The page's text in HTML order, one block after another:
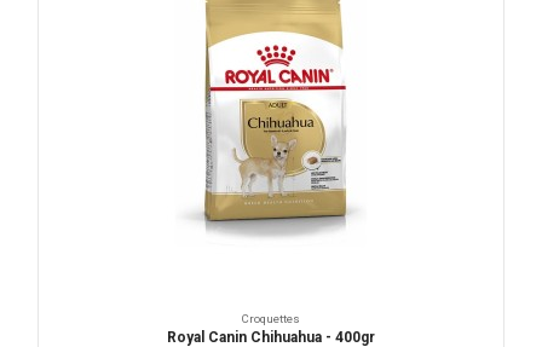
Croquettes
Royal Canin Chihuahua - 400gr